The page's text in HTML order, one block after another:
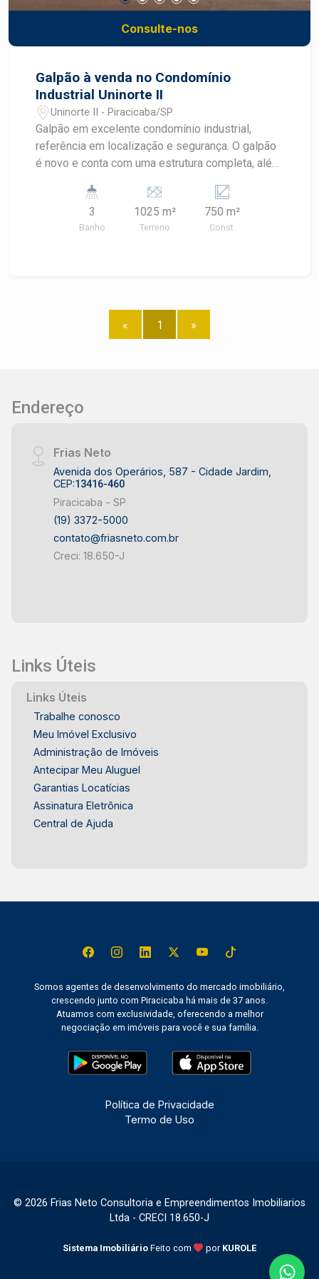
Consulte-nos
Galpão à venda no Condomínio
Industrial Uninorte II
Uninorte II - Piracicaba/SP
Galpão em excelente condomínio industrial,
referência em localização e segurança. O galpão
é novo e conta com uma estrutura completa, além
benefícios, como portaria 24 horas,
monitoramento por câmeras. - 1.000m² de
3
Banho
1025 m²
Terreno
750 m²
Const.
« 1 »
Endereço
Frias Neto
Avenida dos Operários, 587 - Cidade Jardim,
CEP:13416-460
Piracicaba - SP
(19) 3372-5000
contato@friasneto.com.br
Creci: 18.650-J
Links Úteis
Links Úteis
Trabalhe conosco
Meu Imóvel Exclusivo
Administração de Imóveis
Antecipar Meu Aluguel
Garantias Locatícias
Assinatura Eletrônica
Central de Ajuda
Somos agentes de desenvolvimento do mercado imobiliário,
crescendo junto com Piracicaba há mais de 37 anos.
Atuamos com exclusividade, oferecendo a melhor
negociação em imóveis para você e sua família.
Política de Privacidade
Termo de Uso
© 2026 Frias Neto Consultoria e Empreendimentos Imobiliarios
Ltda - CRECI 18.650-J
Sistema Imobiliário Feito com por KUROLE